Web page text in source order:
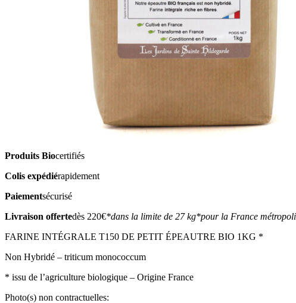
Produits Biocertifiés
Colis expédiérapidement
Paiementsécurisé
Livraison offertedès 220€*dans la limite de 27 kg*pour la France
FARINE INTÉGRALE T150 DE PETIT ÉPEAUTRE BIO 1KG *
Non Hybridé – triticum monococcum
* issu de l’agriculture biologique – Origine France
Photo(s) non contractuelles: